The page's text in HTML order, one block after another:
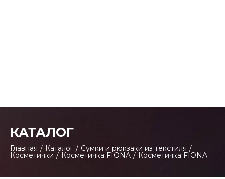
КАТАЛОГ
Главная / Каталог / Сумки и рюкзаки из текстиля /
Косметички / Косметичка FIONA / Косметичка FIONA